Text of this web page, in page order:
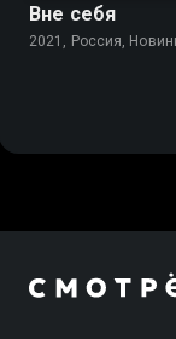
Вне себя
2021, Россия,